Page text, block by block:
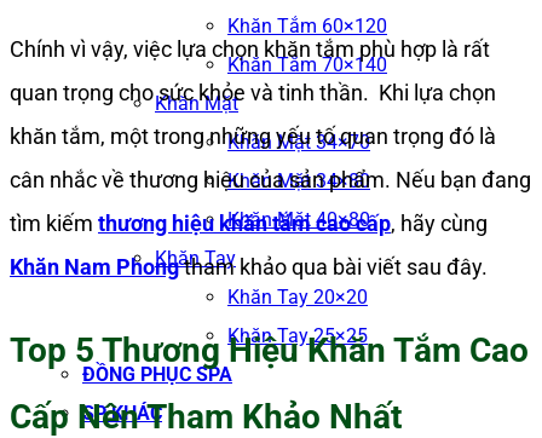
Khăn Tắm 60×120
Khăn Tắm 70×140
Khăn Mặt
Khăn Mặt 34×70
Khăn Mặt 34×80
Khăn Mặt 40×80
Khăn Tay
Khăn Tay 20×20
Khăn Tay 25×25
ĐỒNG PHỤC SPA
SP KHÁC
Chính vì vậy, việc lựa chọn khăn tắm phù hợp là rất
quan trọng cho sức khỏe và tinh thần. Khi lựa chọn
khăn tắm, một trong những yếu tố quan trọng đó là
cân nhắc về thương hiệu của sản phẩm. Nếu bạn đang
tìm kiếm thương hiệu khăn tắm cao cấp, hãy cùng
Khăn Nam Phongtham khảo qua bài viết sau đây.
Top 5 Thương Hiệu Khăn Tắm Cao
Cấp Nên Tham Khảo Nhất